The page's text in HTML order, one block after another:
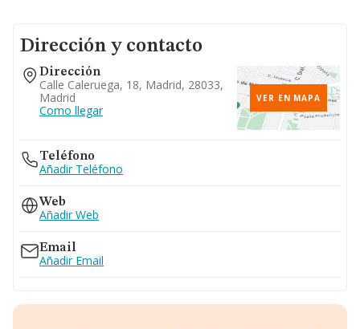
Dirección y contacto
Dirección
Calle Caleruega, 18, Madrid, 28033,
Madrid
Como llegar
VER EN MAPA
Teléfono
Añadir Teléfono
Web
Añadir Web
Email
Añadir Email